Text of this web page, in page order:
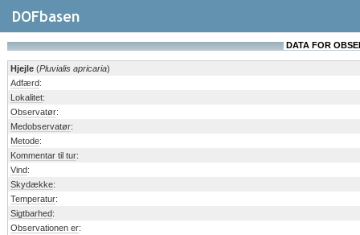
DATA FOR
Hjejle (Pluvialis apricaria)
Adfærd:
Lokalitet:
Observatør:
Medobservatør:
Metode:
Kommentar til tur:
Vind:
Skydække:
Temperatur:
Sigtbarhed:
Observationen er: